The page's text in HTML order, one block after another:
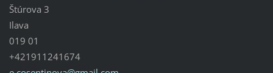
Štúrova 3
Ilava
019 01
+421911241674